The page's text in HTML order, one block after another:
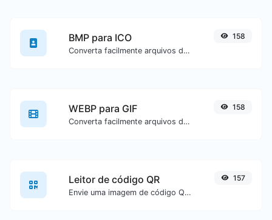
BMP para ICO
Converta facilmente arquivos de imagem BMP para ICO.
158
WEBP para GIF
Converta facilmente arquivos de imagem WEBP para GIF.
158
Leitor de código QR
Envie uma imagem de código QR e extraia os dados contidos nela.
157